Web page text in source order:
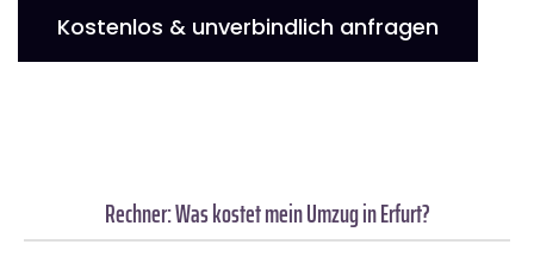
Kostenlos & unverbindlich anfragen
Rechner: Was kostet mein Umzug in Erfurt?